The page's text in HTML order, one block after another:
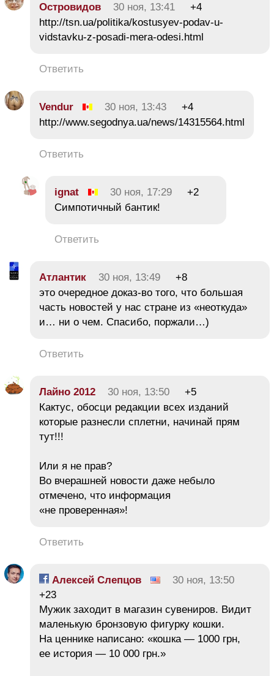
Островидов 30 ноя, 13:41
+4
http://tsn.ua/politika/kostusyev-podav-u-
vidstavku-z-posadi-mera-odesi.html
Ответить
Vendur 30 ноя, 13:43
+4
http://www.segodnya.ua/news/14315564.html
Ответить
ignat 30 ноя, 17:29
+2
Симпотичный бантик!
Ответить
Атлантик 30 ноя, 13:49
+8
это очередное доказ-во того, что большая
часть новостей у нас стране из «неоткуда»
и… ни о чем. Спасибо, поржали…)
Ответить
Лайно 2012 30 ноя, 13:50
+5
Кактус, обосци редакции всех изданий
которые разнесли сплетни, начинай прям
тут!!!
Или я не прав?
Во вчерашней новости даже небыло
отмечено, что информация
«не проверенная»!
Ответить
Алексей Слепцов
30 ноя, 13:50
+23
Мужик заходит в магазин сувениров. Видит
маленькую бронзовую фигурку кошки.
На ценнике написано: «кошка — 1000 грн,
ее история — 10 000 грн.»